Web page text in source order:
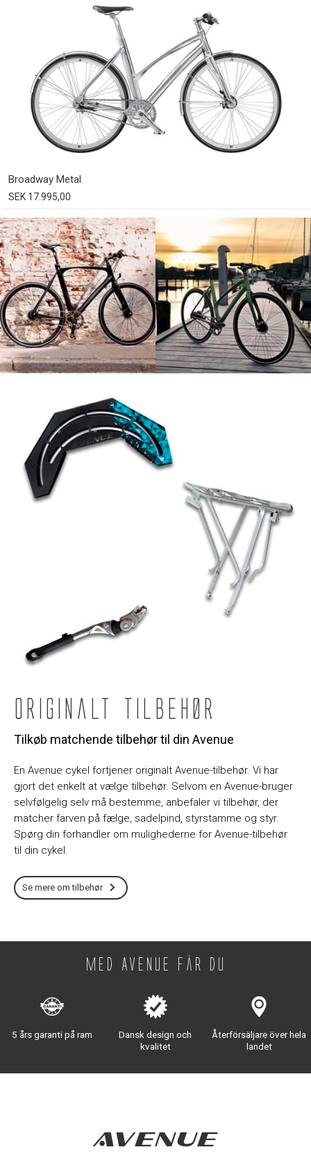
Broadway Metal
SEK 17.995,00
Originalt tilbehør
Tilkøb matchende tilbehør til din Avenue
En Avenue cykel fortjener originalt Avenue-tilbehør. Vi har
gjort det enkelt at vælge tilbehør. Selvom en Avenue-bruger
selvfølgelig selv må bestemme, anbefaler vi tilbehør, der
matcher farven på fælge, sadelpind, styrstamme og styr.
Spørg din forhandler om mulighederne for Avenue-tilbehør
til din cykel.
Se mere om tilbehør
Med Avenue får du
5 års garanti på ram
Dansk design och
kvalitet
Återförsäljare över hela
landet